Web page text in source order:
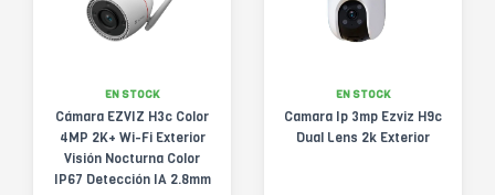
EN STOCK
Cámara EZVIZ H3c Color
4MP 2K+ Wi-Fi Exterior
Visión Nocturna Color
IP67 Detección IA 2.8mm
EN STOCK
Camara Ip 3mp Ezviz H9c
Dual Lens 2k Exterior